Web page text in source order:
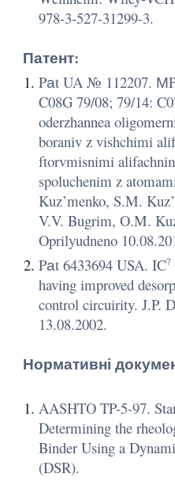
978-3-527-31299-3.
Патент:
Pаt UA № 112207.
C08G 79/08; 79/14:
oderzhannea
boraniv z vishchimi
ftorvmisnimi
spoluchenim z
Kuz’menko, S.M.
V.V. Bugrim, O.M.
Oprilyudneno
Pаt 6433694 USA. IC7
having improved
control circuirity. J.P.
13.08.2002.
Нормативні
AASHTO TP-5-97.
Determining the
Binder Using a
(DSR).